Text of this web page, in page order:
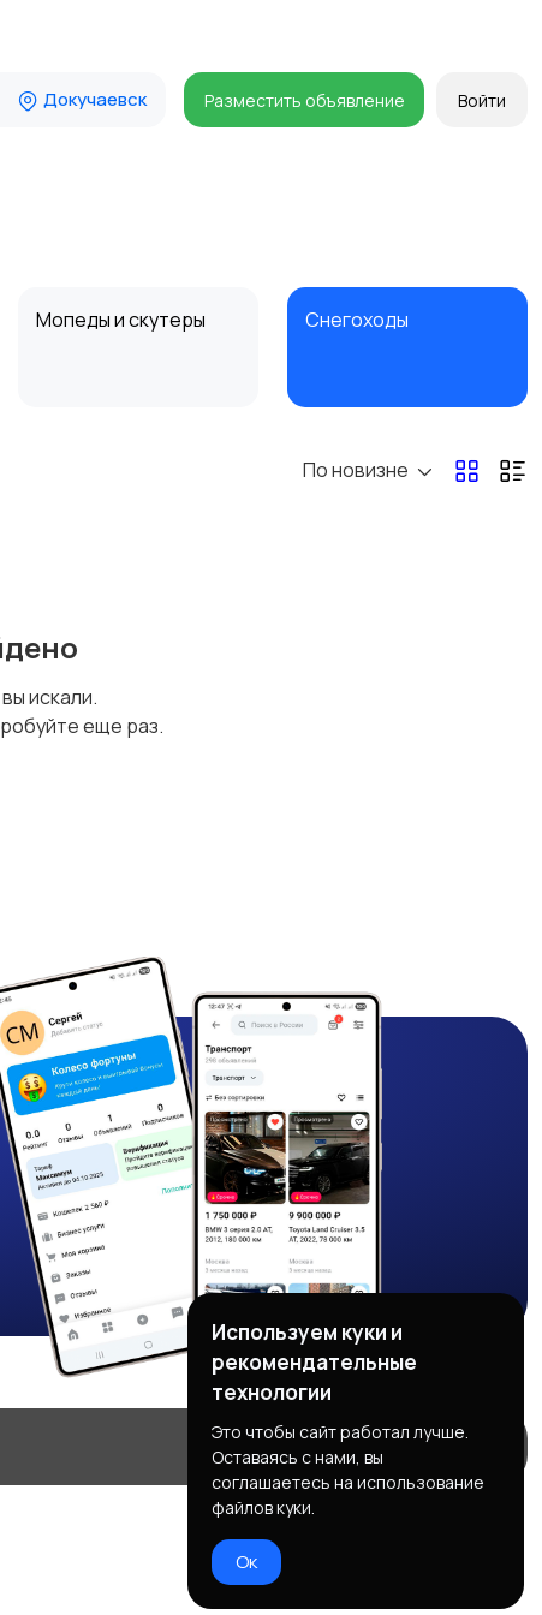
Докучаевск Разместить объявление Войти
Мопеды и скутеры Снегоходы
По новизне
искали.
еще раз.
Используем куки и
рекомендательные
технологии
Это чтобы сайт работал лучше.
Оставаясь с нами, вы
соглашаетесь на использование
файлов куки.
Ок